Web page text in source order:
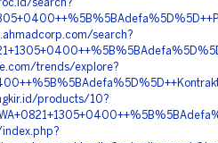
search?
search?
trends/explore?
products/10?